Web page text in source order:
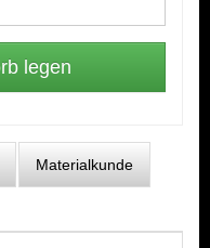
Materialkunde